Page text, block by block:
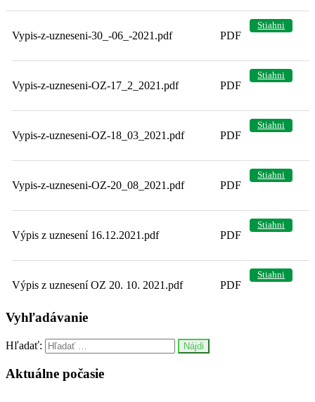
Vypis-z-uzneseni-30_-06_-2021.pdf PDF
Stiahni
Vypis-z-uzneseni-OZ-17_2_2021.pdf PDF
Stiahni
Vypis-z-uzneseni-OZ-18_03_2021.pdf PDF
Stiahni
Vypis-z-uzneseni-OZ-20_08_2021.pdf PDF
Stiahni
Výpis z uznesení 16.12.2021.pdf PDF
Stiahni
Výpis z uznesení OZ 20. 10. 2021.pdf PDF
Stiahni
Vyhľadávanie
Hľadať:
Aktuálne počasie